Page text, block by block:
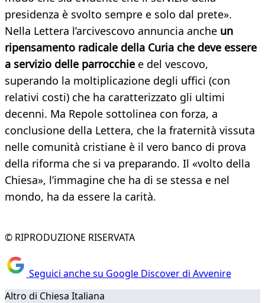
presidenza è svolto sempre e solo dal prete».
Nella Lettera l’arcivescovo annuncia anche un
ripensamento radicale della Curia che deve essere
a servizio delle parrocchie e del vescovo,
superando la moltiplicazione degli uffici (con
relativi costi) che ha caratterizzato gli ultimi
decenni. Ma Repole sottolinea con forza, a
conclusione della Lettera, che la fraternità vissuta
nelle comunità cristiane è il vero banco di prova
della riforma che si va preparando. Il «volto della
Chiesa», l’immagine che ha di se stessa e nel
mondo, ha da essere la carità.
© RIPRODUZIONE RISERVATA
Seguici anche su Google Discover di Avvenire
Altro di Chiesa Italiana